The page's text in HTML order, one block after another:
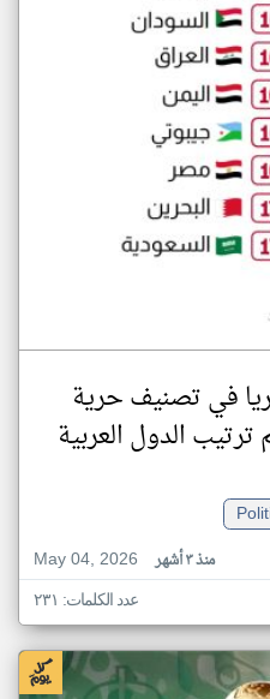
في تصنيف حرية
الدول العربية
May 04, 2026
منذ ٣ أشهر
عدد الكلمات: ٢٣١